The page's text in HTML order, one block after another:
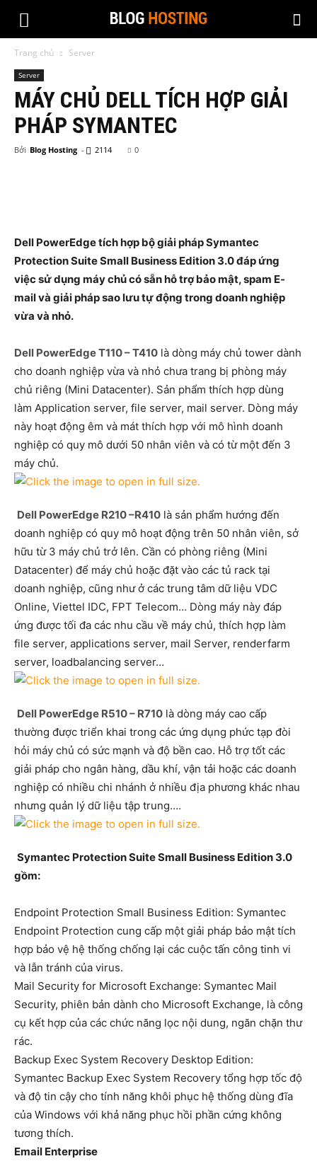
Trang chủ Server
Server
MÁY CHỦ DELL TÍCH HỢP GIẢI
PHÁP SYMANTEC
Bởi Blog Hosting - 2114 0
Dell PowerEdge tích hợp bộ giải pháp Symantec
Protection Suite Small Business Edition 3.0 đáp ứng
việc sử dụng máy chủ có sẵn hỗ trợ bảo mật, spam E-
mail và giải pháp sao lưu tự động trong doanh nghiệp
vừa và nhỏ.
Dell PowerEdge T110 – T410 là dòng máy chủ tower dành
cho doanh nghiệp vừa và nhỏ chưa trang bị phòng máy
chủ riêng (Mini Datacenter). Sản phẩm thích hợp dùng
làm Application server, file server, mail server. Dòng máy
này hoạt động êm và mát thích hợp với mô hình doanh
nghiệp có quy mô dưới 50 nhân viên và có từ một đến 3
máy chủ.
Dell PowerEdge R210 –R410 là sản phẩm hướng đến
doanh nghiệp có quy mô hoạt động trên 50 nhân viên, sở
hữu từ 3 máy chủ trở lên. Cần có phòng riêng (Mini
Datacenter) để máy chủ hoặc đặt vào các tủ rack tại
doanh nghiệp, cũng như ở các trung tâm dữ liệu VDC
Online, Viettel IDC, FPT Telecom… Dòng máy này đáp
ứng được tối đa các nhu cầu về máy chủ, thích hợp làm
file server, applications server, mail Server, renderfarm
server, loadbalancing server…
Dell PowerEdge R510 – R710 là dòng máy cao cấp
thường được triển khai trong các ứng dụng phức tạp đòi
hỏi máy chủ có sức mạnh và độ bền cao. Hỗ trợ tốt các
giải pháp cho ngân hàng, dầu khí, vận tải hoặc các doanh
nghiệp có nhiều chi nhánh ở nhiều địa phương khác nhau
nhưng quản lý dữ liệu tập trung….
Symantec Protection Suite Small Business Edition 3.0
gồm:
Endpoint Protection Small Business Edition: Symantec
Endpoint Protection cung cấp một giải pháp bảo mật tích
hợp bảo vệ hệ thống chống lại các cuộc tấn công tinh vi
và lẫn tránh của virus.
Mail Security for Microsoft Exchange: Symantec Mail
Security, phiên bản dành cho Microsoft Exchange, là công
cụ kết hợp của các chức năng lọc nội dung, ngăn chặn thư
rác.
Backup Exec System Recovery Desktop Edition:
Symantec Backup Exec System Recovery tổng hợp tốc độ
và độ tin cậy cho tính năng khôi phục hệ thống dùng đĩa
của Windows với khả năng phục hồi phần cứng không
tương thích.
Email Enterprise